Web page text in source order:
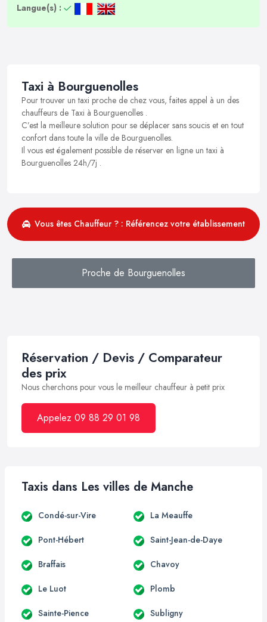
Langue(s) :
Taxi à Bourguenolles
Pour trouver un taxi proche de chez vous, faites appel à un des
chauffeurs de Taxi à Bourguenolles .
C’est la meilleure solution pour se déplacer sans soucis et en tout
confort dans toute la ville de Bourguenolles.
Il vous est également possible de réserver en ligne un taxi à
Bourguenolles 24h/7j .
Vous êtes Chauffeur ? : Référencez votre établissement
Proche de Bourguenolles
Réservation / Devis / Comparateur
des prix
Nous cherchons pour vous le meilleur chauffeur à petit prix
Appelez 09 88 29 01 98
Taxis dans Les villes de Manche
Condé-sur-Vire La Meauffe
Pont-Hébert Saint-Jean-de-Daye
Braffais Chavoy
Le Luot Plomb
Sainte-Pience Subligny